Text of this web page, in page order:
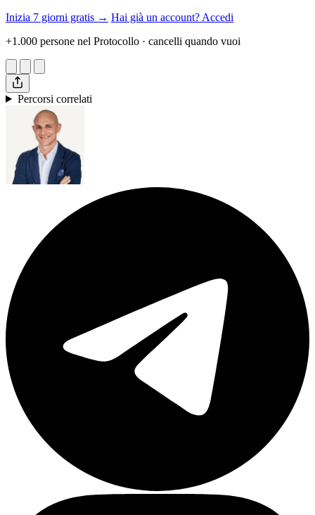
Inizia 7 giorni gratis → Hai già un account? Accedi
+1.000 persone nel Protocollo · cancelli quando vuoi
Percorsi correlati